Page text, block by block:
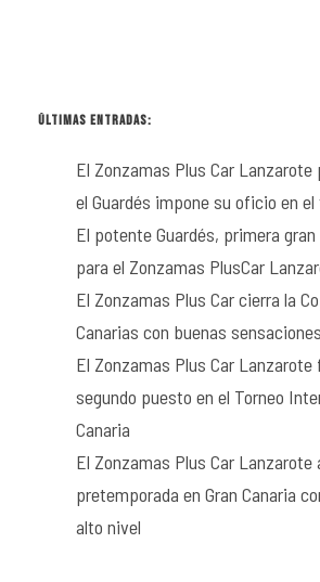
ÚLTIMAS ENTRADAS:
El Zonzamas Plus Car Lanzarote
el Guardés impone su oficio en
El potente Guardés, primera
para el Zonzamas PlusCar
El Zonzamas Plus Car cierra la
Canarias con buenas sensaciones
El Zonzamas Plus Car
segundo puesto en el Torneo
Canaria
El Zonzamas Plus Car Lanzarote
pretemporada en Gran Canaria
alto nivel